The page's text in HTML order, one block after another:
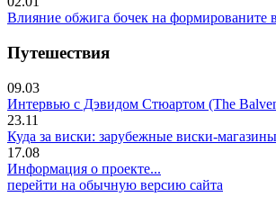
Влияние обжига бочек на формированите
Путешествия
09.03
Интервью с Дэвидом Стюартом (The
23.11
Куда за виски: зарубежные виски-
17.08
Информация о проекте...
перейти на обычную версию сайта